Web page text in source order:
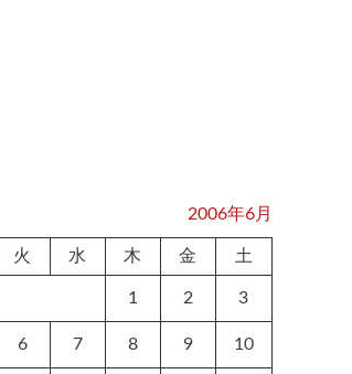
2006年6月
火 水 木 金 土
1 2 3
6 7 8 9 10